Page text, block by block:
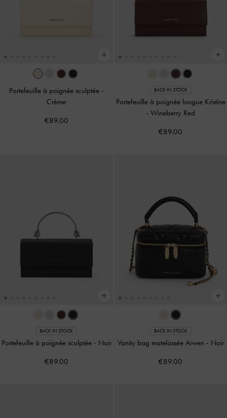
Portefeuille à poignée sculptée -
Crème
€89.00
BACK IN STOCK
Portefeuille à poignée longue Kristine
-Wineberry Red
€89.00
BACK IN STOCK
Portefeuille à poignée sculptée - Noir
€89.00
BACK IN STOCK
Vanity bag matelassée Arwen - Noir
€89.00